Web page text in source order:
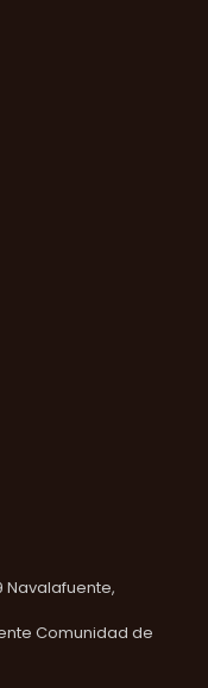
Navalafuente,
Comunidad de